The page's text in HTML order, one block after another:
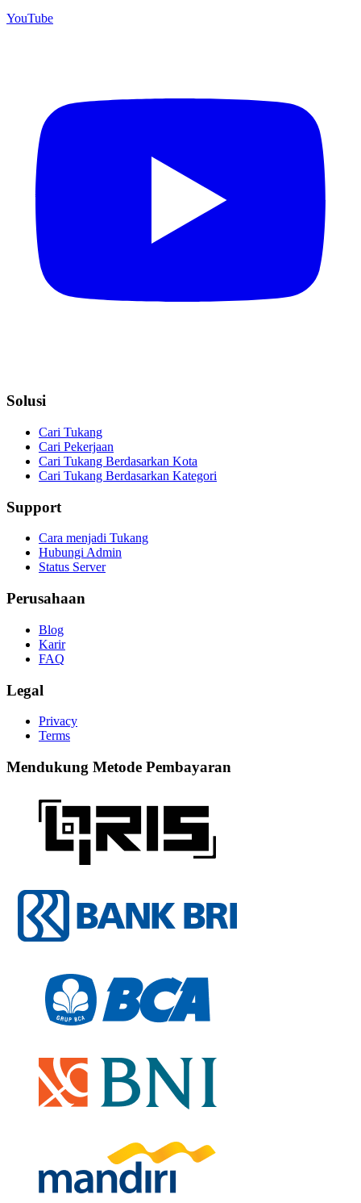
YouTube
Solusi
Cari Tukang
Cari Pekerjaan
Cari Tukang Berdasarkan Kota
Cari Tukang Berdasarkan Kategori
Support
Cara menjadi Tukang
Hubungi Admin
Status Server
Perusahaan
Blog
Karir
FAQ
Legal
Privacy
Terms
Mendukung Metode Pembayaran